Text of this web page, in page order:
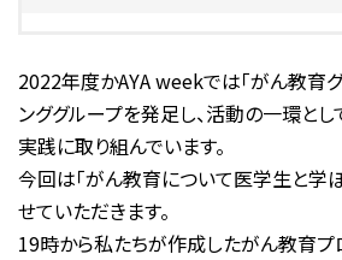
2022年度かAYA weekでは「がん教育
ンググループを発足し、活動の一環と
実践に取り組んでいます。
今回は「がん教育について医学生と学
せていただきます。
19時から私たちが作成したがん教育